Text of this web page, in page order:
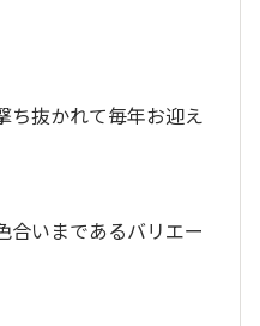
ち抜かれて毎年お迎え
合いまであるバリエー